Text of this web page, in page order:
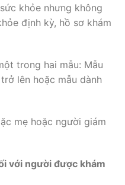
khỏe nhưng không
định kỳ, hồ sơ khám
trong hai mẫu: Mẫu
lên hoặc mẫu dành
mẹ hoặc người giám
với người được khám